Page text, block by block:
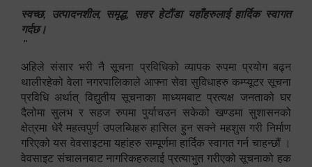
स्वच्छ, उत्पादनशील, समृद्ध, सहर हेटौंडा यहाँहरुलाई हार्दिक स्वागत
गर्दछ।
"
अहिले संसार भरी नै सूचना प्रविधिको व्यापक रुपमा प्रयोग बढ्न
थालीरहेको वेला नगरपालिकाले आफ्ना सेवा सुविधाहरु कम्प्यूटर सूचना
प्रविधि अर्थात् विद्युतीय सूचनाका माध्यमबाट प्रत्यक्ष जनताको घर
दैलोमा सुलभ र सहज रुपमा पुर्याचउन सकेको खण्डमा सुशासनको
क्षेत्रमा धेरै महत्वपुर्ण उपलब्धिहरु हासिल हुन सक्ने महशुस गरी निर्माण
गरिएको यस वेवसाइटमा यहांहरु सम्पूर्णमा हार्दिक स्वागत गर्न चाहन्छौं ।
वेवसाइट संचालनबाट नागरिकहरुलाई प्रत्याभुत गरीएको सूचनाको हक